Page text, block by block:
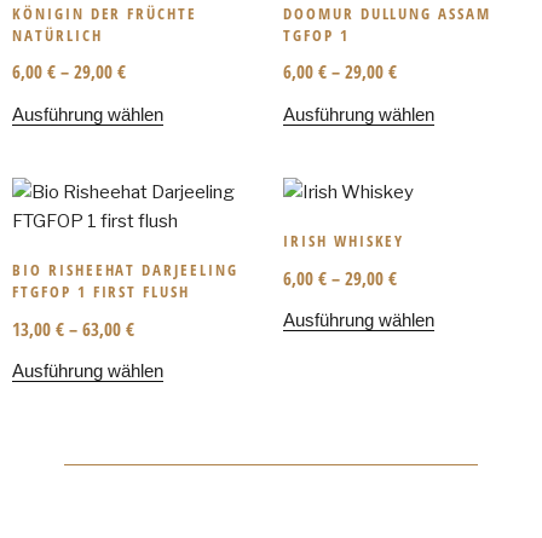
KÖNIGIN DER FRÜCHTE
NATÜRLICH
6,00 € – 29,00 €
Ausführung wählen
DOOMUR DULLUNG ASSAM
TGFOP 1
6,00 € – 29,00 €
Ausführung wählen
BIO RISHEEHAT DARJEELING
FTGFOP 1 FIRST FLUSH
13,00 € – 63,00 €
Ausführung wählen
IRISH WHISKEY
6,00 € – 29,00 €
Ausführung wählen